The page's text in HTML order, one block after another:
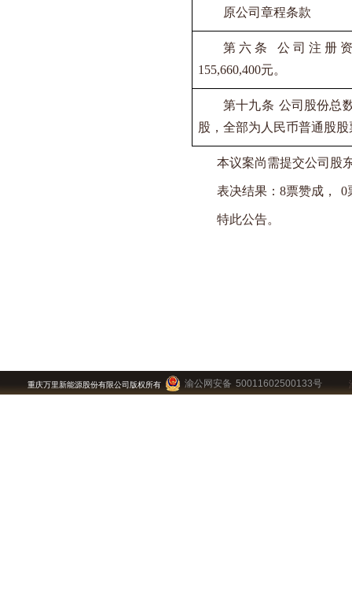
原公司章程条款
第六条 公司注册
155,660,400元。
第十九条 公司股份总
股，全部为人民币普通股股
本议案尚需提交公司股
表决结果： 8票赞成， 0
特此公告。
重庆万里新能源股份有限公司版权所有 渝公网安备 50011602500133号